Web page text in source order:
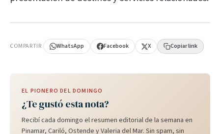
COMPARTIR WhatsApp Facebook X Copiar link
EL PIONERO DEL DOMINGO
¿Te gustó esta nota?
Recibí cada domingo el resumen editorial de la semana en
Pinamar, Cariló, Ostende y Valeria del Mar. Sin spam, sin